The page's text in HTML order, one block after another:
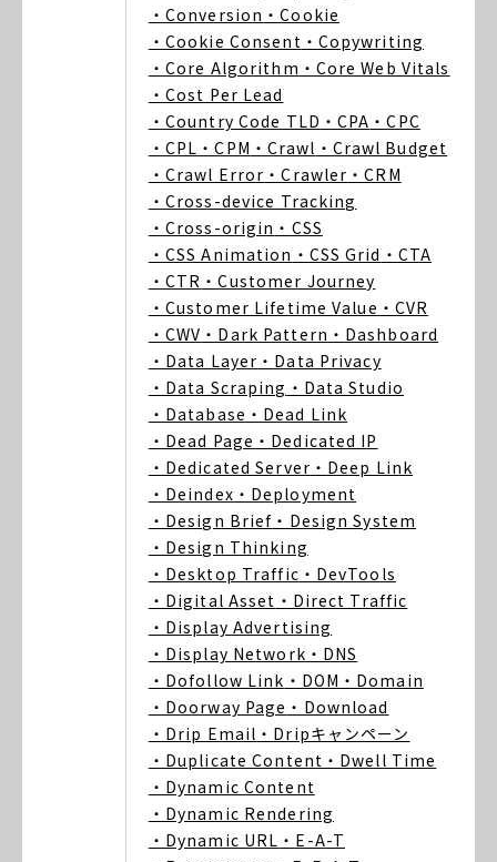
・Conversion ・Cookie
・Cookie Consent ・Copywriting
・Core Algorithm ・Core Web Vitals
・Cost Per Lead
・Country Code TLD ・CPA ・CPC
・CPL ・CPM ・Crawl ・Crawl Budget
・Crawl Error ・Crawler ・CRM
・Cross-device Tracking
・Cross-origin ・CSS
・CSS Animation ・CSS Grid ・CTA
・CTR ・Customer Journey
・Customer Lifetime Value ・CVR
・CWV ・Dark Pattern ・Dashboard
・Data Layer ・Data Privacy
・Data Scraping ・Data Studio
・Database ・Dead Link
・Dead Page ・Dedicated IP
・Dedicated Server ・Deep Link
・Deindex ・Deployment
・Design Brief ・Design System
・Design Thinking
・Desktop Traffic ・DevTools
・Digital Asset ・Direct Traffic
・Display Advertising
・Display Network ・DNS
・Dofollow Link ・DOM ・Domain
・Doorway Page ・Download
・Drip Email ・Dripキャンペーン
・Duplicate Content ・Dwell Time
・Dynamic Content
・Dynamic Rendering
・Dynamic URL ・E-A-T